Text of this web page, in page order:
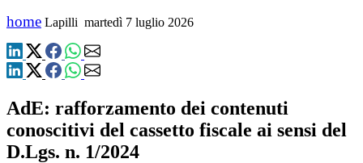
home Lapilli martedì 7 luglio 2026
AdE: rafforzamento dei contenuti
conoscitivi del cassetto fiscale ai sensi del
D.Lgs. n. 1/2024